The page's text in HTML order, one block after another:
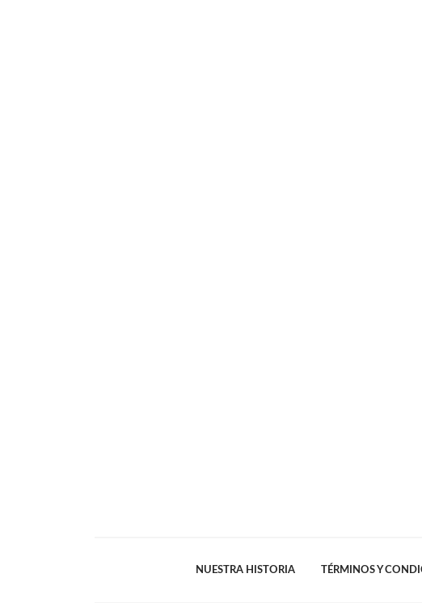
NUESTRA HISTORIA TÉRMINOS Y